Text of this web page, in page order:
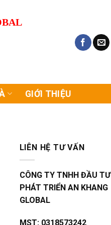
GIỚI THIỆU
LIÊN HỆ TƯ VẤN
CÔNG TY TNHH ĐẦU TƯ
PHÁT TRIỂN AN KHANG
GLOBAL
MST: 0318573242